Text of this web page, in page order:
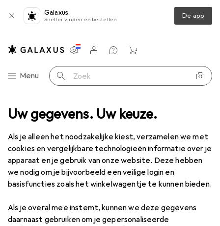
Uw gegevens. Uw keuze.
Als je alleen het noodzakelijke kiest, verzamelen we met
cookies en vergelijkbare technologieën informatie over je
apparaat en je gebruik van onze website. Deze hebben
we nodig om je bijvoorbeeld een veilige login en
basisfuncties zoals het winkelwagentje te kunnen bieden.
Als je overal mee instemt, kunnen we deze gegevens
daarnaast gebruiken om je gepersonaliseerde
Galaxus
Sneller vinden en bestellen De app
Categorie navigatie
Menu Zoek op
Instellingen
Klantenaccount
Produktvergelijking
Verlanglijstje
Winkelmandje
Kantoor + Papierwaren Knutselen
Bloemisterij
OntdekForum